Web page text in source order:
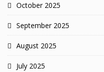
October 2025
September 2025
August 2025
July 2025